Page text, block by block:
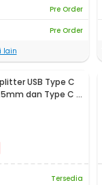
Pre Order
Pre Order
lain
USB Type C
dan Type C -
Tersedia